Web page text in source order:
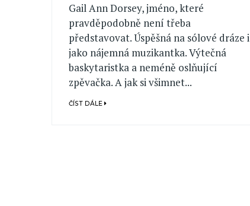
Gail Ann Dorsey, jméno, které
pravděpodobně není třeba
představovat. Úspěšná na sólové dráze i
jako nájemná muzikantka. Výtečná
baskytaristka a neméně oslňující
zpěvačka. A jak si všimnet...
ČÍST DÁLE